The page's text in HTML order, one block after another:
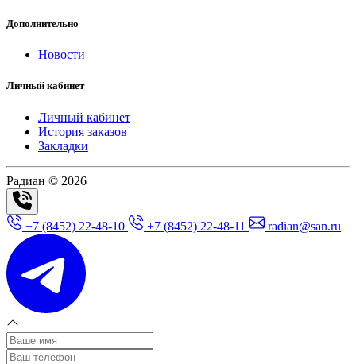
Дополнительно
Новости
Личный кабинет
Личный кабинет
История заказов
Закладки
Радиан © 2026
+7 (8452) 22-48-10 +7 (8452) 22-48-11 radian@san.ru